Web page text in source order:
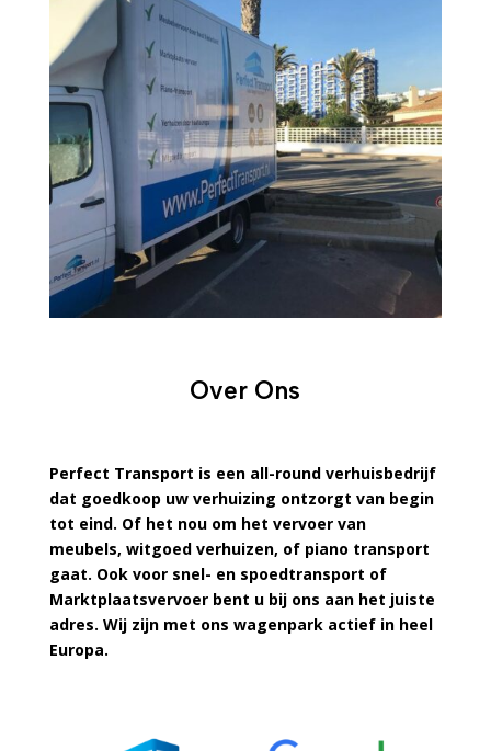
Over Ons
Perfect Transport is een all-round verhuisbedrijf
dat goedkoop uw verhuizing ontzorgt van begin
tot eind. Of het nou om het vervoer van
meubels, witgoed verhuizen, of piano transport
gaat. Ook voor snel- en spoedtransport of
Marktplaatsvervoer bent u bij ons aan het juiste
adres. Wij zijn met ons wagenpark actief in heel
Europa.